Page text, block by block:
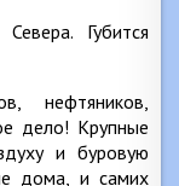
Губится
нефтяников,
дело! Крупные
и буровую
дома, и самих